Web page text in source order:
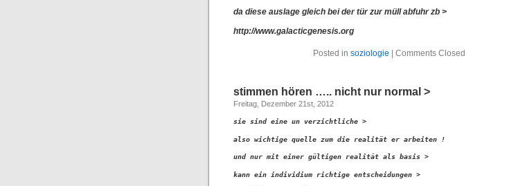
da diese auslage gleich bei der tür zur müll abfuhr zb >
http://www.galacticgenesis.org
Posted in soziologie Comments Closed
stimmen hören ….. nicht nur normal >
Freitag, Dezember 21st, 2012
sie sind eine un verzichtliche >
also wichtige quelle zum die realität er arbeiten !
und nur mit einer gültigen realität als basis >
kann ein individium richtige entscheidungen >